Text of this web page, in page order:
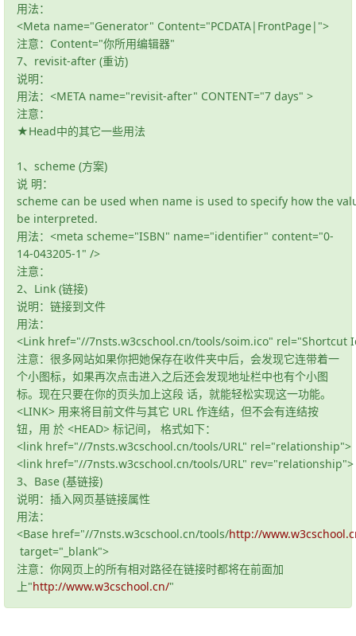
用法：
<Meta name="Generator" Content="PCDATA|FrontPage|">
注意：Content="你所用编辑器"
7、revisit-after (重访)
说明：
用法：<META name="revisit-after" CONTENT="7 days" >
注意：
★Head中的其它一些用法
1、scheme (方案)
说 明：
scheme can be used when name is used to specify how the
be interpreted.
用法：<meta scheme="ISBN" name="identifier" content="0-
14-043205-1" />
注意：
2、Link (链接)
说明：链接到文件
用法：
<Link href="//7nsts.w3cschool.cn/tools/soim.ico" rel="Shortcut
注意：很多网站如果你把她保存在收件夹中后，会发现它连带着一
个小图标，如果再次点击进入之后还会发现地址栏中也有个小图
标。现在只要在你的页头加上这段 话，就能轻松实现这一功能。
<LINK> 用来将目前文件与其它 URL 作连结，但不会有连结按
钮，用 於 <HEAD> 标记间， 格式如下：
<link href="//7nsts.w3cschool.cn/tools/URL" rel="relationship">
<link href="//7nsts.w3cschool.cn/tools/URL" rev="relationship">
3、Base (基链接)
说明：插入网页基链接属性
用法：
<Base href="//7nsts.w3cschool.cn/tools/http://
target="_blank">
注意：你网页上的所有相对路径在链接时都将在前面加
上"http://www.w3cschool.cn/"